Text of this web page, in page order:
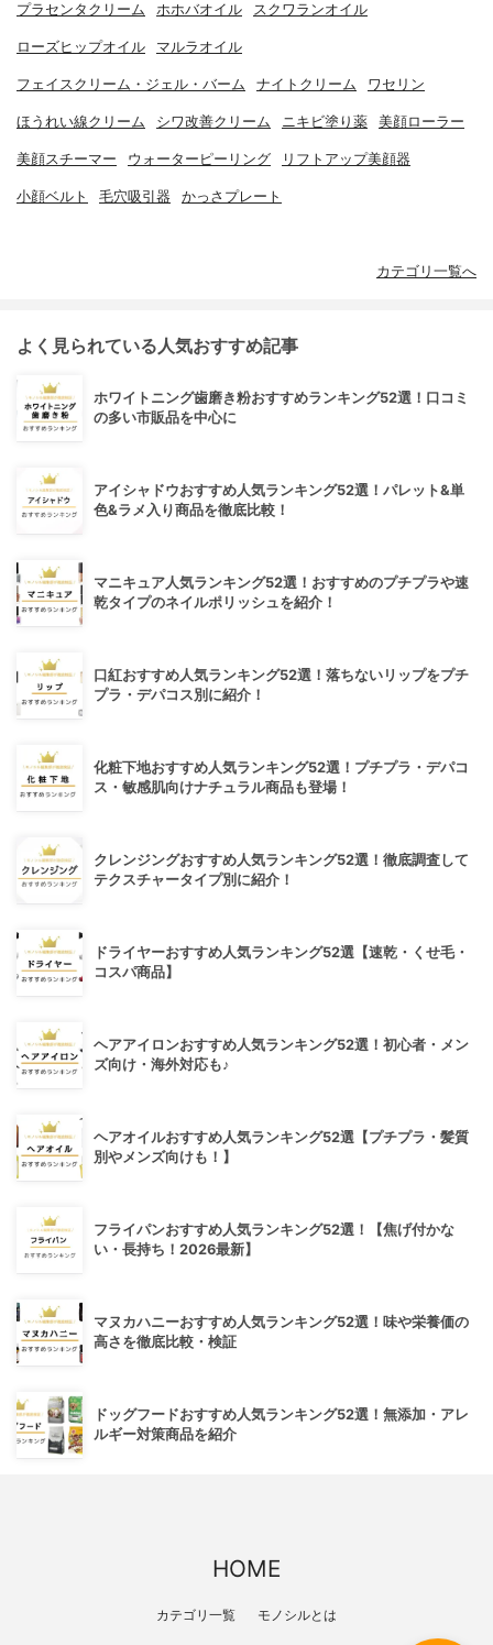
プラセンタクリーム ホホバオイル スクワランオイル
ローズヒップオイル マルラオイル
フェイスクリーム・ジェル・バーム ナイトクリーム ワセリン
ほうれい線クリーム シワ改善クリーム ニキビ塗り薬 美顔ローラー
美顔スチーマー ウォーターピーリング リフトアップ美顔器
小顔ベルト 毛穴吸引器 かっさプレート
カテゴリ一覧へ
よく見られている人気おすすめ記事
ホワイトニング歯磨き粉おすすめランキング52選！口コミ
の多い市販品を中心に
アイシャドウおすすめ人気ランキング52選！パレット&単
色&ラメ入り商品を徹底比較！
マニキュア人気ランキング52選！おすすめのプチプラや速
乾タイプのネイルポリッシュを紹介！
口紅おすすめ人気ランキング52選！落ちないリップをプチ
プラ・デパコス別に紹介！
化粧下地おすすめ人気ランキング52選！プチプラ・デパコ
ス・敏感肌向けナチュラル商品も登場！
クレンジングおすすめ人気ランキング52選！徹底調査して
テクスチャータイプ別に紹介！
ドライヤーおすすめ人気ランキング52選【速乾・くせ毛・
コスパ商品】
ヘアアイロンおすすめ人気ランキング52選！初心者・メン
ズ向け・海外対応も♪
ヘアオイルおすすめ人気ランキング52選【プチプラ・髪質
別やメンズ向けも！】
フライパンおすすめ人気ランキング52選！【焦げ付かな
い・長持ち！2026最新】
マヌカハニーおすすめ人気ランキング52選！味や栄養価の
高さを徹底比較・検証
ドッグフードおすすめ人気ランキング52選！無添加・アレ
ルギー対策商品を紹介
HOME
カテゴリ一覧 モノシルとは